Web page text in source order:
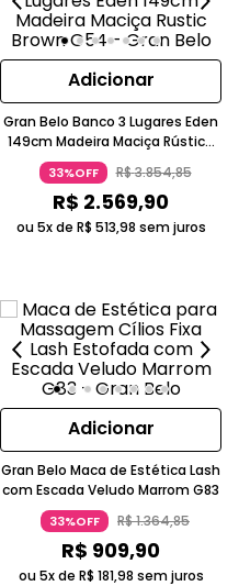
Adicionar
Gran Belo Banco 3 Lugares Eden
149cm Madeira Maciça Rústico
Rustic Brown
33%OFF R$3.854,85
R$ 2.569,90
ou 5x de R$ 513,98 sem juros
Adicionar
Gran Belo Maca de Estética Lash
com Escada Veludo Marrom G83
33%OFF R$1.364,85
R$ 909,90
ou 5x de R$ 181,98 sem juros